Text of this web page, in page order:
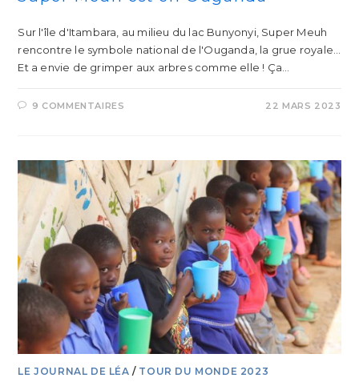
Sur l'île d'Itambara, au milieu du lac Bunyonyi, Super Meuh
rencontre le symbole national de l'Ouganda, la grue royale...
Et a envie de grimper aux arbres comme elle ! Ça…
9 COMMENTAIRES 22 MARS 2023
LE JOURNAL DE LÉA / TOUR DU MONDE 2023